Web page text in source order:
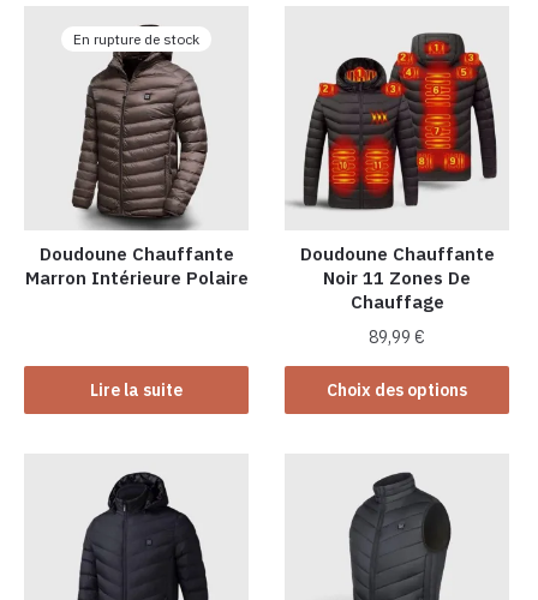
plusieurs
variations.
Les
options
peuvent
être
choisies
sur
la
page
variations.
Les
options
peuvent
être
choisies
la
page
du
produit
En rupture de stock
Doudoune Chauffante
Marron Intérieure Polaire
Lire la suite
Doudoune Chauffante
Noir 11 Zones De
Chauffage
89,99€
Choix des options
Ce
produit
plusieurs
variations.
Les
options
peuvent